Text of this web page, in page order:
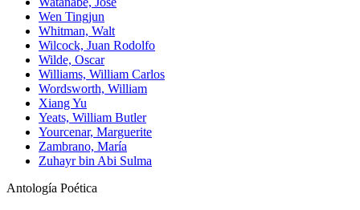
Wen Tingjun
Whitman, Walt
Wilcock, Juan Rodolfo
Wilde, Oscar
Williams, William Carlos
Wordsworth, William
Xiang Yu
Yeats, William Butler
Yourcenar, Marguerite
Zambrano, María
Zuhayr bin Abi Sulma
Antología Poética